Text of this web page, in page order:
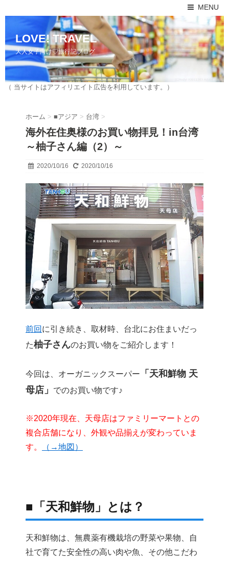
MENU
LOVE! TRAVEL
大人女子向け♡旅行記ブログ
（ 当サイトはアフィリエイト広告を利用しています。）
ホーム > ■アジア > 台湾 >
海外在住奥様のお買い物拝見！in台湾
～柚子さん編（2）～
2020/10/16 2020/10/16
前回 に引き続き、取材時、台北にお住まいだっ
た柚子さんのお買い物をご紹介します！
今回は、オーガニックスーパー
「天和鮮物 天
母店」
でのお買い物です♪
※2020年現在、天母店はファミリーマートとの
複合店舗になり、外観や品揃えが変わっていま
す。
（→地図）
■「天和鮮物」とは？
天和鮮物は、無農薬有機栽培の野菜や果物、自
社で育てた安全性の高い肉や魚、その他こだわ